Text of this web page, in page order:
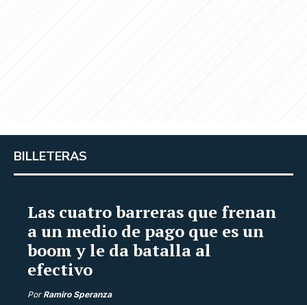
BILLETERAS
Las cuatro barreras que frenan
a un medio de pago que es un
boom y le da batalla al
efectivo
Por Ramiro Speranza